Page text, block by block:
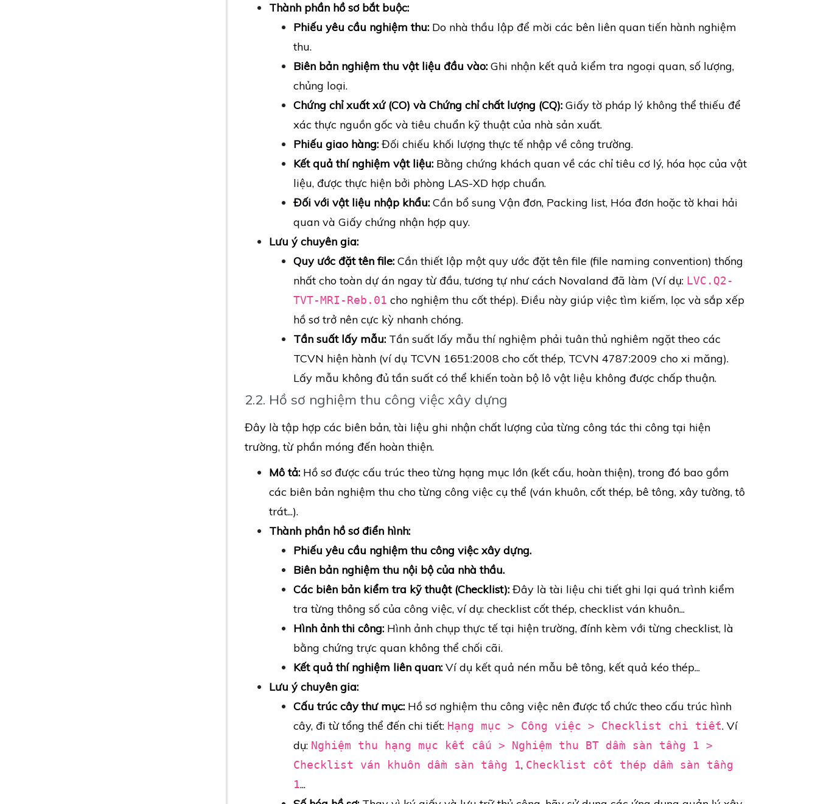
Thành phần hồ sơ bắt buộc:
Phiếu yêu cầu nghiệm thu: Do nhà thầu lập để mời các bên liên quan tiến hành nghiệm
thu.
Biên bản nghiệm thu vật liệu đầu vào: Ghi nhận kết quả kiểm tra ngoại quan, số lượng,
chủng loại.
Chứng chỉ xuất xứ (CO) và Chứng chỉ chất lượng (CQ): Giấy tờ pháp lý không thể thiếu để
xác thực nguồn gốc và tiêu chuẩn kỹ thuật của nhà sản xuất.
Phiếu giao hàng: Đối chiếu khối lượng thực tế nhập về công trường.
Kết quả thí nghiệm vật liệu: Bằng chứng khách quan về các chỉ tiêu cơ lý, hóa học của vật
liệu, được thực hiện bởi phòng LAS-XD hợp chuẩn.
Đối với vật liệu nhập khẩu: Cần bổ sung Vận đơn, Packing list, Hóa đơn hoặc tờ khai hải
quan và Giấy chứng nhận hợp quy.
Lưu ý chuyên gia:
Quy ước đặt tên file: Cần thiết lập một quy ước đặt tên file (file naming convention) thống
nhất cho toàn dự án ngay từ đầu, tương tự như cách Novaland đã làm (Ví dụ: LVC.Q2-
TVT-MRI-Reb.01 cho nghiệm thu cốt thép). Điều này giúp việc tìm kiếm, lọc và sắp xếp
hồ sơ trở nên cực kỳ nhanh chóng.
Tần suất lấy mẫu: Tần suất lấy mẫu thí nghiệm phải tuân thủ nghiêm ngặt theo các
TCVN hiện hành (ví dụ TCVN 1651:2008 cho cốt thép, TCVN 4787:2009 cho xi măng).
Lấy mẫu không đủ tần suất có thể khiến toàn bộ lô vật liệu không được chấp thuận.
2.2. Hồ sơ nghiệm thu công việc xây dựng
Đây là tập hợp các biên bản, tài liệu ghi nhận chất lượng của từng công tác thi công tại hiện
trường, từ phần móng đến hoàn thiện.
Mô tả: Hồ sơ được cấu trúc theo từng hạng mục lớn (kết cấu, hoàn thiện), trong đó bao gồm
các biên bản nghiệm thu cho từng công việc cụ thể (ván khuôn, cốt thép, bê tông, xây tường, tô
trát...).
Thành phần hồ sơ điển hình:
Phiếu yêu cầu nghiệm thu công việc xây dựng.
Biên bản nghiệm thu nội bộ của nhà thầu.
Các biên bản kiểm tra kỹ thuật (Checklist): Đây là tài liệu chi tiết ghi lại quá trình kiểm
tra từng thông số của công việc, ví dụ: checklist cốt thép, checklist ván khuôn...
Hình ảnh thi công: Hình ảnh chụp thực tế tại hiện trường, đính kèm với từng checklist, là
bằng chứng trực quan không thể chối cãi.
Kết quả thí nghiệm liên quan: Ví dụ kết quả nén mẫu bê tông, kết quả kéo thép...
Lưu ý chuyên gia:
Cấu trúc cây thư mục: Hồ sơ nghiệm thu công việc nên được tổ chức theo cấu trúc hình
cây, đi từ tổng thể đến chi tiết: Hạng mục > Công việc > Checklist chi tiết. Ví
dụ: Nghiệm thu hạng mục kết cấu > Nghiệm thu BT dầm sàn tầng 1 >
Checklist ván khuôn dầm sàn tầng 1, Checklist cốt thép dầm sàn tầng
1...